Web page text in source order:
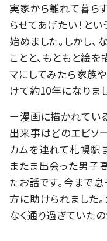
実家から離れて暮ら
らせてあげたい！と
始めました。しかし
ことと、もともと絵
マにしてみたら家族
けて約10年になりま
ー漫画に描かれてい
出来事はどのエピソ
カムを連れて札幌駅
またま出会った男子
たお話です。今まで
方に助けられました
なく通り過ぎていた